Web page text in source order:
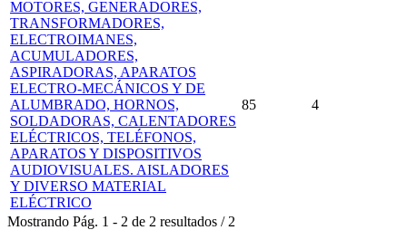
MOTORES, GENERADORES,
TRANSFORMADORES,
ELECTROIMANES,
ACUMULADORES,
ASPIRADORAS, APARATOS
ELECTRO-MECÁNICOS Y DE
ALUMBRADO, HORNOS,
SOLDADORAS, CALENTADORES
ELÉCTRICOS, TELÉFONOS,
APARATOS Y DISPOSITIVOS
AUDIOVISUALES. AISLADORES
Y DIVERSO MATERIAL
ELÉCTRICO
85 4
Mostrando Pág. 1 - 2 de 2 resultados / 2